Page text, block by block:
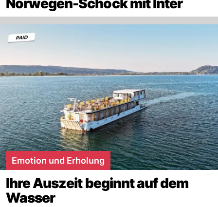
Norwegen-Schock mit Inter
Emotion und Erholung
Ihre Auszeit beginnt auf dem
Wasser